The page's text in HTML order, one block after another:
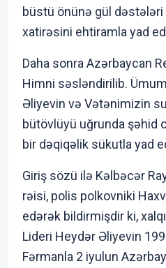
büstü önünə gül
xatirəsini ehtiramla yad
Daha sonra Azərbaycan
Himni səsləndirilib.
Əliyevin və Vətənimizin
bütövlüyü uğrunda şəhid
bir dəqiqəlik sükutla yad
Giriş sözü ilə Kəlbəcər
rəisi, polis polkovniki
edərək bildirmişdir ki,
Lideri Heydər Əliyevin
Fərmanla 2 iyulun